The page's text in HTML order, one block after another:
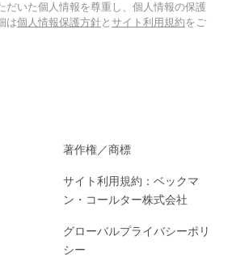
だいた個人情報を尊重し、個人情報の保護
は個人情報保護方針と サイト利用規約をご
著作権／商標
サイト利用規約：ベックマ
ン・コールター株式会社
グローバルプライバシーポリ
シー